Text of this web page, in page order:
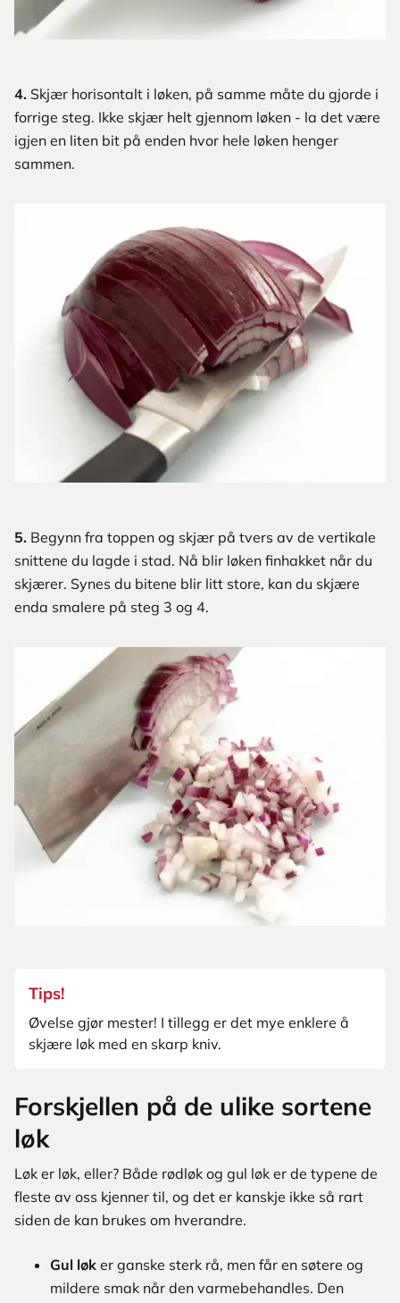
4. Skjær horisontalt i løken, på samme måte du gjorde i
forrige steg. Ikke skjær helt gjennom løken - la det være
igjen en liten bit på enden hvor hele løken henger
sammen.
5. Begynn fra toppen og skjær på tvers av de vertikale
snittene du lagde i stad. Nå blir løken finhakket når du
skjærer. Synes du bitene blir litt store, kan du skjære
enda smalere på steg 3 og 4.
Tips!
Øvelse gjør mester! I tillegg er det mye enklere å
skjære løk med en skarp kniv.
Forskjellen på de ulike sortene
løk
Løk er løk, eller? Både rødløk og gul løk er de typene de
fleste av oss kjenner til, og det er kanskje ikke så rart
siden de kan brukes om hverandre.
Gul løk er ganske sterk rå, men får en søtere og
mildere smak når den varmebehandles. Den